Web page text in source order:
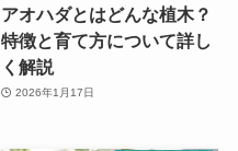
アオハダとはどんな植木？
特徴と育て方について詳し
く解説
2026年1月17日